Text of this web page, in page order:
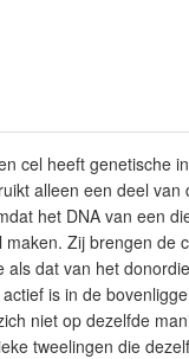
cel heeft genetische
alleen een deel
het DNA van een
Zij brengen de
dat van het
is in de
niet op dezelfde
tweelingen die